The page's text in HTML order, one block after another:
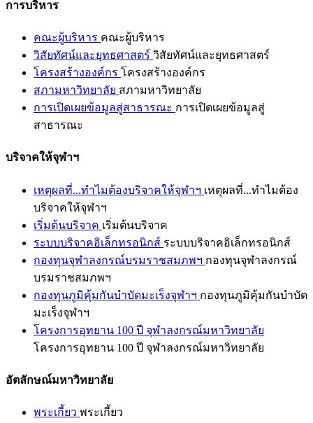
การบริหาร
คณะผู้บริหาร คณะผู้บริหาร
วิสัยทัศน์และยุทธศาสตร์ วิสัยทัศน์และยุทธศาสตร์
โครงสร้างองค์กร โครงสร้างองค์กร
สภามหาวิทยาลัย สภามหาวิทยาลัย
การเปิดเผยข้อมูลสู่สาธารณะ การเปิดเผยข้อมูลสู่
สาธารณะ
บริจาคให้จุฬาฯ
เหตุผลที่...ทำไมต้องบริจาคให้จุฬาฯ เหตุผลที่...ทำไมต้อง
บริจาคให้จุฬาฯ
เริ่มต้นบริจาค เริ่มต้นบริจาค
ระบบบริจาคอิเล็กทรอนิกส์ ระบบบริจาคอิเล็กทรอนิกส์
กองทุนจุฬาลงกรณ์บรมราชสมภพฯ กองทุนจุฬาลงกรณ์
บรมราชสมภพฯ
กองทุนภูมิคุ้มกันบำบัดมะเร็งจุฬาฯ กองทุนภูมิคุ้มกันบำบัด
มะเร็งจุฬาฯ
โครงการอุทยาน 100 ปี จุฬาลงกรณ์มหาวิทยาลัย
โครงการอุทยาน 100 ปี จุฬาลงกรณ์มหาวิทยาลัย
อัตลักษณ์มหาวิทยาลัย
พระเกี้ยว พระเกี้ยว